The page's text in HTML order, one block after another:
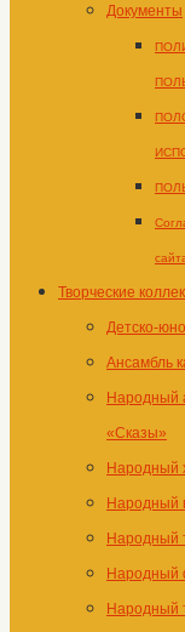
Документы
Творческие
Детско-
Ансамбль
Народный
«Сказы»
Народный
Народный
Народный
Народный
Народный